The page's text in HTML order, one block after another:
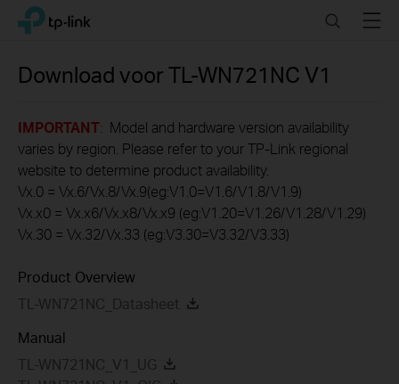
Click
navigation
TP-Link, Reliably Smart SearchMenu
Download voorTL-WN721NC V1
IMPORTANT: Model and hardware version availability
varies by region. Please refer to your TP-Link regional
website to determine product availability.
Vx.0 = Vx.6/Vx.8/Vx.9(eg:V1.0=V1.6/V1.8/V1.9)
Vx.x0 = Vx.x6/Vx.x8/Vx.x9 (eg:V1.20=V1.26/V1.28/V1.29)
Vx.30 = Vx.32/Vx.33 (eg:V3.30=V3.32/V3.33)
Product Overview
TL-WN721NC_Datasheet
Manual
TL-WN721NC_V1_UG